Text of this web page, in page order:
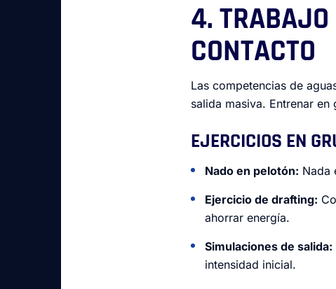
4. TRABAJO
CONTACTO
Las competencias de
salida masiva. Entrenar
EJERCICIOS EN
Nado en pelotón: Nada
Ejercicio de drafting:
ahorrar energía.
Simulaciones de salida:
intensidad inicial.